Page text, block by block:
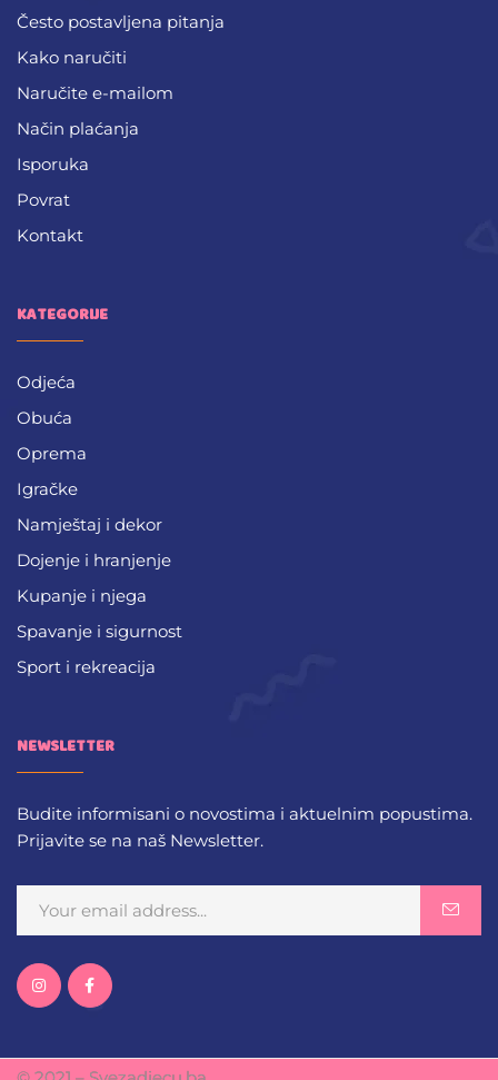
Često postavljena pitanja
Kako naručiti
Naručite e-mailom
Način plaćanja
Isporuka
Povrat
Kontakt
KATEGORIJE
Odjeća
Obuća
Oprema
Igračke
Namještaj i dekor
Dojenje i hranjenje
Kupanje i njega
Spavanje i sigurnost
Sport i rekreacija
NEWSLETTER
Budite informisani o novostima i aktuelnim popustima.
Prijavite se na naš Newsletter.